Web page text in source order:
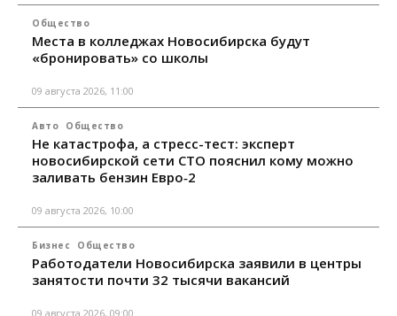
Общество
Места в колледжах Новосибирска будут
«бронировать» со школы
09 августа 2026, 11:00
Авто Общество
Не катастрофа, а стресс-тест: эксперт
новосибирской сети СТО пояснил кому можно
заливать бензин Евро‑2
09 августа 2026, 10:00
Бизнес Общество
Работодатели Новосибирска заявили в центры
занятости почти 32 тысячи вакансий
09 августа 2026, 09:00